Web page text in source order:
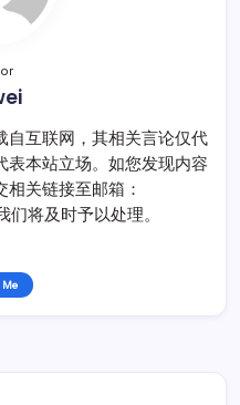
自互联网，其相关言论仅代
表本站立场。如您发现内容
关链接至邮箱：
将及时予以处理。
Me